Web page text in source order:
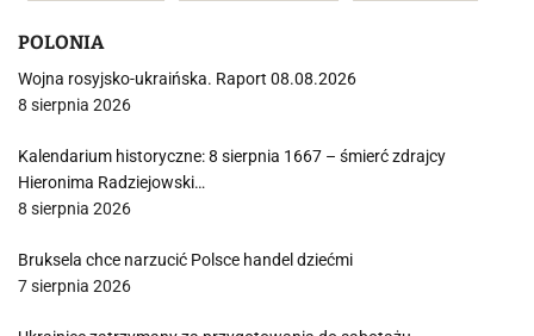
POLONIA
Wojna rosyjsko-ukraińska. Raport 08.08.2026
8 sierpnia 2026
Kalendarium historyczne: 8 sierpnia 1667 – śmierć zdrajcy
Hieronima Radziejowski…
8 sierpnia 2026
Bruksela chce narzucić Polsce handel dziećmi
7 sierpnia 2026